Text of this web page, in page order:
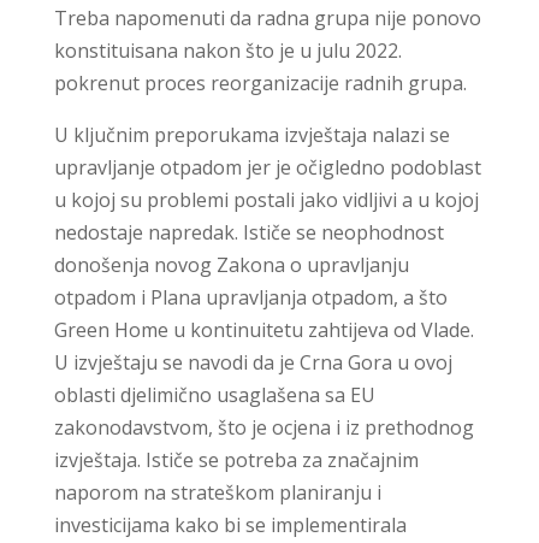
Treba napomenuti da radna grupa nije ponovo
konstituisana nakon što je u julu 2022.
pokrenut proces reorganizacije radnih grupa.
U ključnim preporukama izvještaja nalazi se
upravljanje otpadom jer je očigledno podoblast
u kojoj su problemi postali jako vidljivi a u kojoj
nedostaje napredak. Ističe se neophodnost
donošenja novog Zakona o upravljanju
otpadom i Plana upravljanja otpadom, a što
Green Home u kontinuitetu zahtijeva od Vlade.
U izvještaju se navodi da je Crna Gora u ovoj
oblasti djelimično usaglašena sa EU
zakonodavstvom, što je ocjena i iz prethodnog
izvještaja. Ističe se potreba za značajnim
naporom na strateškom planiranju i
investicijama kako bi se implementirala